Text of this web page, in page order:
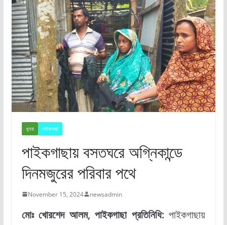
খুলনা পাইকগাছা
পাইকগাছায় বসতঘরে অগ্নিকান্ডে
দিনমজুরের পরিবার পথে
November 15, 2024 newsadmin
মোঃ খোরশেদ আলম, পাইকগাছা প্রতিনিধি:পাইকগাছায়